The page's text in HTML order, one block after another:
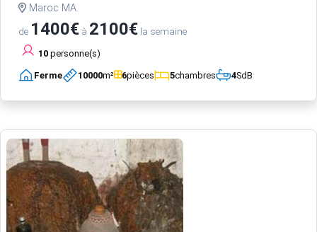
Maroc MA
de 1400€ à 2100€ la semaine
10 personne(s)
Ferme 10000m² 6pièces 5chambres 4SdB